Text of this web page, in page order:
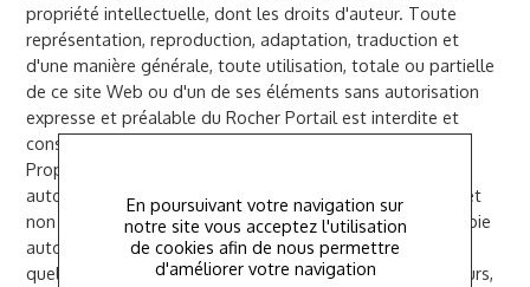
propriété intellectuelle, dont les droits d'auteur. Toute
représentation, reproduction, adaptation, traduction et
d'une manière générale, toute utilisation, totale ou partielle
de ce site Web ou d'un de ses éléments sans autorisation
expresse et préalable du Rocher Portail est interdite et
constituerait une contrefaçon au sens du Code de la
Propriété Intellectuelle. Seule la copie à usage privé est
autorisée pour un usage personnel de l'utilisateur, privé et
non commercial, sur son ordinateur personnel. Toute copie
autorisée ne doit pas dénaturer, modifier ou altérer de
quelque manière que ce soit le contenu du site. Par ailleurs,
En poursuivant votre navigation sur
notre site vous acceptez l'utilisation
de cookies afin de nous permettre
d'améliorer votre navigation